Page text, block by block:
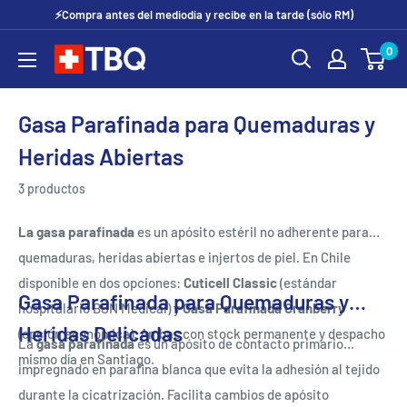
contenido
⚡Compra antes del mediodía y recibe en la tarde (sólo RM)
tubotiquin.cl 0
Gasa Parafinada para Quemaduras y
Heridas Abiertas
3 productos
La gasa parafinada es un apósito estéril no adherente para
quemaduras, heridas abiertas e injertos de piel. En Chile
disponible en dos opciones: Cuticell Classic(estándar
hospitalario BSN Medical) yGasa Parafinada Cranberry
(opción económica). Ambas con stock permanente y despacho
mismo día en Santiago.
Gasa Parafinada para Quemaduras y
Heridas Delicadas
Lagasa parafinadaes un apósito de contacto primario
impregnado en parafina blanca que evita la adhesión al tejido
durante la cicatrización. Facilita cambios de apósito